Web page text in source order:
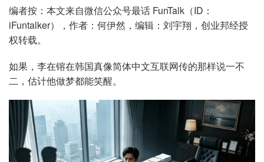
编者按：本文来自微信公众号最话 FunTalk（ID：
iFuntalker），作者：何伊然，编辑：刘宇翔，创业邦经授
权转载。
如果，李在镕在韩国真像简体中文互联网传的那样说一不
二，估计他做梦都能笑醒。